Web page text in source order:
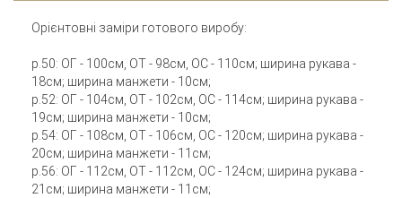
Орієнтовні заміри готового виробу:
р.50: ОГ - 100см, ОТ - 98см, ОС - 110см; ширина рукава -
18см; ширина манжети - 10см;
р.52: ОГ - 104см, ОТ - 102см, ОС - 114см; ширина рукава -
19см; ширина манжети - 10см;
р.54: ОГ - 108см, ОТ - 106см, ОС - 120см; ширина рукава -
20см; ширина манжети - 11см;
р.56: ОГ - 112см, ОТ - 112см, ОС - 124см; ширина рукава -
21см; ширина манжети - 11см;